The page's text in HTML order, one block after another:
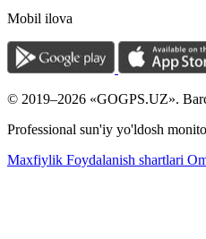
Mobil ilova
© 2019–2026 «GOGPS.UZ».
Professional sun'iy yo'ldosh
Maxfiylik Foydalanish shartlari